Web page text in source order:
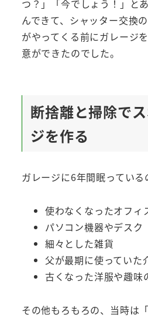
つ？」「今でしょう！」と
んできて、シャッター交換
がやってくる前にガレージ
意ができたのでした。
断捨離と掃除で
ジを作る
ガレージに6年間眠っている
使わなくなったオフィ
パソコン機器やデスク
細々とした雑貨
父が最期に使っていた
古くなった洋服や趣味
その他もろもろの、当時は